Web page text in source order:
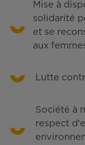
Mise à
solidarité
et se
aux
Lutte
Société à
respect